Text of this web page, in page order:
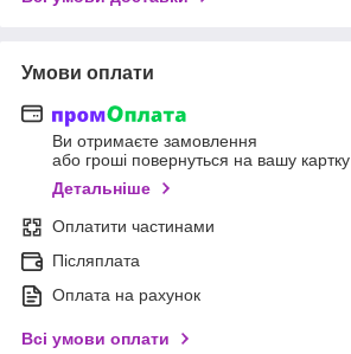
Умови оплати
Ви отримаєте замовлення
або гроші повернуться на вашу картку
Детальніше
Оплатити частинами
Післяплата
Оплата на рахунок
Всі умови оплати